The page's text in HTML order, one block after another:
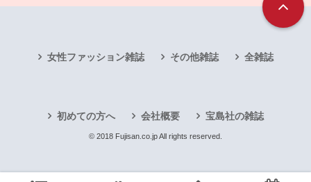
女性ファッション雑誌 その他雑誌 全雑誌
初めての方へ 会社概要 宝島社の雑誌
© 2018 Fujisan.co.jp All rights reserved.